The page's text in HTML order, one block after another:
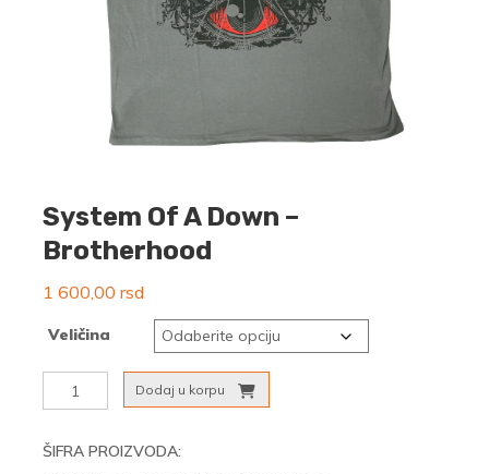
System Of A Down –
Brotherhood
1 600,00 rsd
Veličina
System
of
Down
Dodaj u korpu
ŠIFRA PROIZVODA: